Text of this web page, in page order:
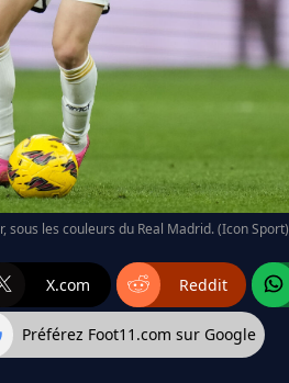
sous les couleurs du Real Madrid. (Icon Sport)
X.com Reddit
Préférez Foot11.com sur Google